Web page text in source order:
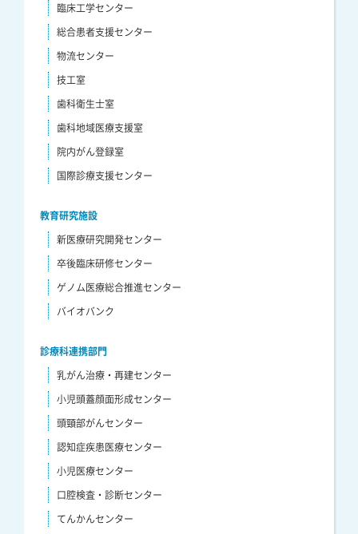
臨床工学センター
総合患者支援センター
物流センター
技工室
歯科衛生士室
歯科地域医療支援室
院内がん登録室
国際診療支援センター
教育研究施設
新医療研究開発センター
卒後臨床研修センター
ゲノム医療総合推進センター
バイオバンク
診療科連携部門
乳がん治療・再建センター
小児頭蓋顔面形成センター
頭頸部がんセンター
認知症疾患医療センター
小児医療センター
口腔検査・診断センター
てんかんセンター